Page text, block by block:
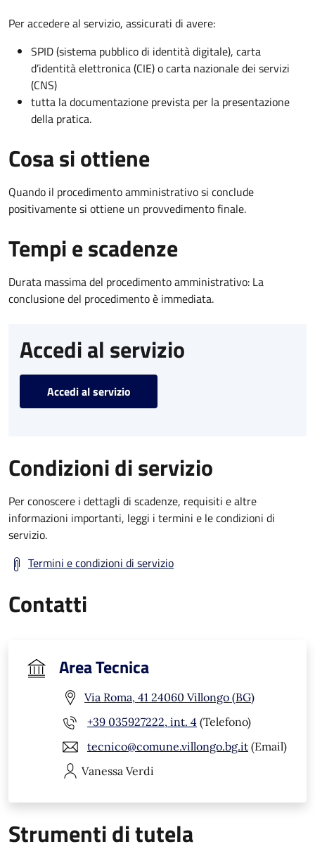
Per accedere al servizio, assicurati di avere:
SPID (sistema pubblico di identità digitale), carta
d’identità elettronica (CIE) o carta nazionale dei servizi
(CNS)
tutta la documentazione prevista per la presentazione
della pratica.
Cosa si ottiene
Quando il procedimento amministrativo si conclude
positivamente si ottiene un provvedimento finale.
Tempi e scadenze
Durata massima del procedimento amministrativo: La
conclusione del procedimento è immediata.
Accedi al servizio
Accedi al servizio
Condizioni di servizio
Per conoscere i dettagli di scadenze, requisiti e altre
informazioni importanti, leggi i termini e le condizioni di
servizio.
Termini e condizioni di servizio
Contatti
Area Tecnica
Via Roma, 41 24060 Villongo (BG)
+39 035927222, int. 4 (Telefono)
tecnico@comune.villongo.bg.it (Email)
Vanessa Verdi
Strumenti di tutela